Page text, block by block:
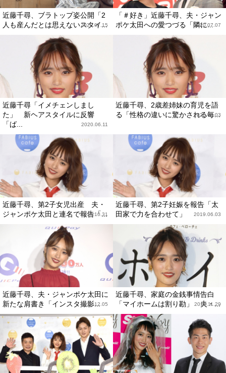
近藤千尋、ブラトップ姿公開「2
人も産んだとは思えないスタイ...
2020.07.15
「＃好き」近藤千尋、夫・ジャン
ポケ太田への愛つづる「隣に...
2020.07.07
近藤千尋「イメチェンしまし
た」 新ヘアスタイルに反響
「ば...
2020.06.11
近藤千尋、2歳差姉妹の育児を語
る「性格の違いに驚かされる毎...
2020.06.03
近藤千尋、第2子女児出産 夫・
ジャンポケ太田と連名で報告「...
2019.10.31
近藤千尋、第2子妊娠を報告「太
田家で力を合わせて」
2019.06.03
近藤千尋、夫・ジャンポケ太田に
新たな肩書き「インスタ撮影...
2018.12.05
近藤千尋、家庭の金銭事情告白
「マイホームは割り勘」 夫・...
2018.11.29